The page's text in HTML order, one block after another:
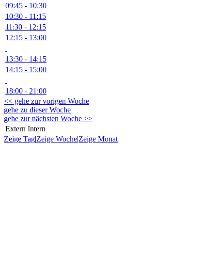
09:45 - 10:30
10:30 - 11:15
11:30 - 12:15
12:15 - 13:00
13:30 - 14:15
14:15 - 15:00
18:00 - 21:00
<< gehe zur vorigen Woche
gehe zu dieser Woche
gehe zur nächsten Woche >>
Extern Intern
Zeige Tag|Zeige Woche|Zeige Monat